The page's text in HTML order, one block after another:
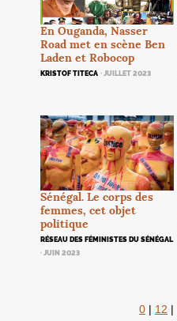
En Ouganda, Nasser
Road met en scène Ben
Laden et Robocop
KRISTOF TITECA · JUILLET 2023
Sénégal. Le corps des
femmes, cet objet
politique
RÉSEAU DES FÉMINISTES DU SÉNÉGAL
· JUIN 2023
0 12